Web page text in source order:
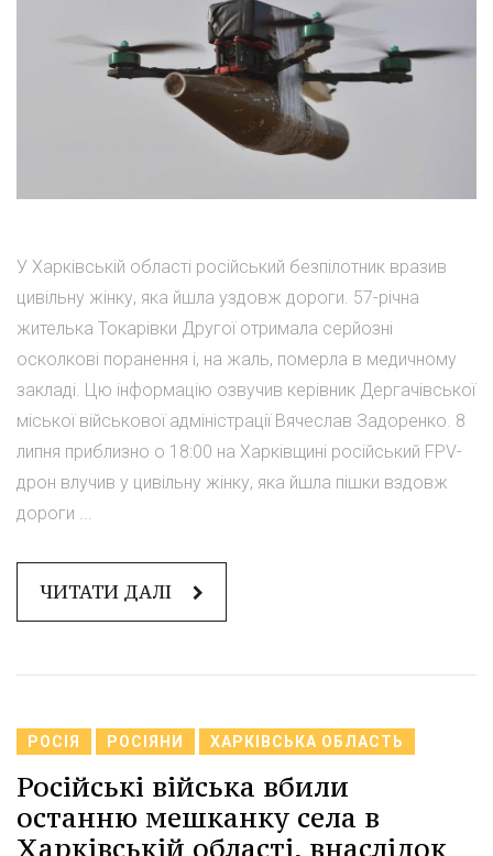
У Харківській області російський безпілотник вразив
цивільну жінку, яка йшла уздовж дороги. 57-річна
жителька Токарівки Другої отримала серйозні
осколкові поранення і, на жаль, померла в медичному
закладі. Цю інформацію озвучив керівник Дергачівської
міської військової адміністрації Вячеслав Задоренко. 8
липня приблизно о 18:00 на Харківщині російський FPV-
дрон влучив у цивільну жінку, яка йшла пішки вздовж
дороги ...
ЧИТАТИ ДАЛІ
РОСІЯ РОСІЯНИ ХАРКІВСЬКА ОБЛАСТЬ
Російські війська вбили
останню мешканку села в
Харківській області, внаслідок